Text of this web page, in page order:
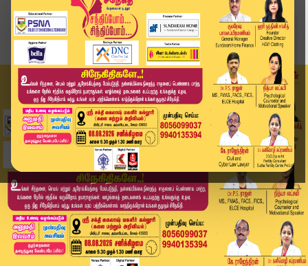
Home
வீடியோ ஸ்டோரி
"5 ஆண்டுகளில் ரூ.5 லட்சம் கோடி கடன்சுமை" | Vija...